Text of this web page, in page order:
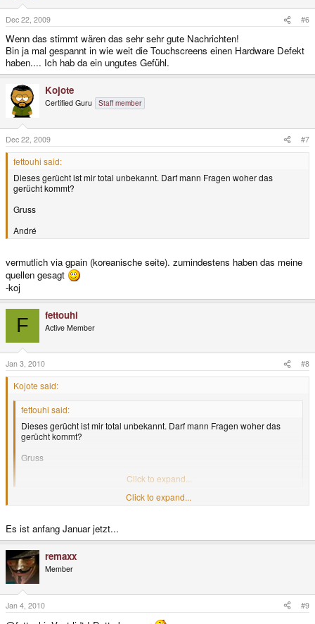
Dec 22, 2009 #6
Wenn das stimmt wären das sehr sehr gute Nachrichten!
Bin ja mal gespannt in wie weit die Touchscreens einen Hardware Defekt
haben.... Ich hab da ein ungutes Gefühl.
Kojote
Certified Guru Staff member
Dec 22, 2009 #7
fettouhi said:
Dieses gerücht ist mir total unbekannt. Darf mann Fragen woher das
gerücht kommt?
Gruss
André
vermutlich via gpain (koreanische seite). zumindestens haben das meine
quellen gesagt
-koj
F fettouhi
Active Member
Jan 3, 2010 #8
Kojote said:
fettouhi said:
Dieses gerücht ist mir total unbekannt. Darf mann Fragen woher das
gerücht kommt?
Gruss
Click to expand...
vermutlich via gpain (koreanische seite). zumindestens haben das meine
-koj
Click to expand...
Es ist anfang Januar jetzt...
remaxx
Member
Jan 4, 2010 #9